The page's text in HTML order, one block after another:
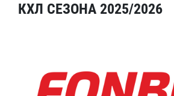
КХЛ СЕЗОНА 2025/2026